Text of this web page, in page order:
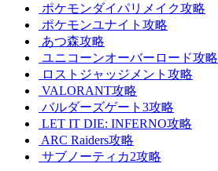
ポケモンダイパリメイク攻略
ポケモンユナイト攻略
あつ森攻略
ユニコーンオーバーロード攻略
ロストジャッジメント攻略
VALORANT攻略
バルダーズゲート3攻略
LET IT DIE: INFERNO攻略
ARC Raiders攻略
サブノーティカ2攻略